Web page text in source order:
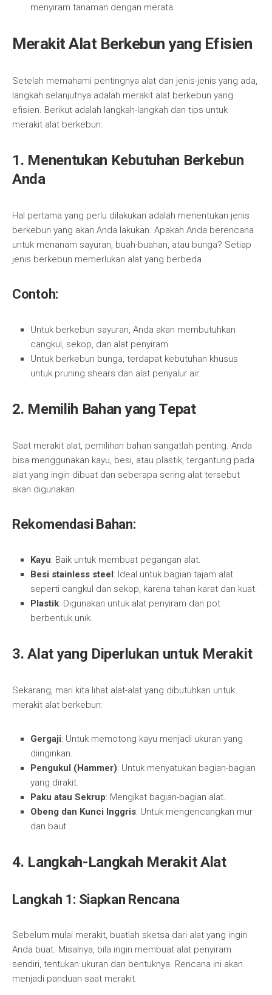
menyiram tanaman dengan merata.
Merakit Alat Berkebun yang Efisien
Setelah memahami pentingnya alat dan jenis-jenis yang ada,
langkah selanjutnya adalah merakit alat berkebun yang
efisien. Berikut adalah langkah-langkah dan tips untuk
merakit alat berkebun:
1. Menentukan Kebutuhan Berkebun
Anda
Hal pertama yang perlu dilakukan adalah menentukan jenis
berkebun yang akan Anda lakukan. Apakah Anda berencana
untuk menanam sayuran, buah-buahan, atau bunga? Setiap
jenis berkebun memerlukan alat yang berbeda.
Contoh:
Untuk berkebun sayuran, Anda akan membutuhkan
cangkul, sekop, dan alat penyiram.
Untuk berkebun bunga, terdapat kebutuhan khusus
untuk pruning shears dan alat penyalur air.
2. Memilih Bahan yang Tepat
Saat merakit alat, pemilihan bahan sangatlah penting. Anda
bisa menggunakan kayu, besi, atau plastik, tergantung pada
alat yang ingin dibuat dan seberapa sering alat tersebut
akan digunakan.
Rekomendasi Bahan:
Kayu: Baik untuk membuat pegangan alat.
Besi stainless steel: Ideal untuk bagian tajam alat
seperti cangkul dan sekop, karena tahan karat dan kuat.
Plastik: Digunakan untuk alat penyiram dan pot
berbentuk unik.
3. Alat yang Diperlukan untuk Merakit
Sekarang, mari kita lihat alat-alat yang dibutuhkan untuk
merakit alat berkebun:
Gergaji: Untuk memotong kayu menjadi ukuran yang
diinginkan.
Pengukul (Hammer): Untuk menyatukan bagian-bagian
yang dirakit.
Paku atau Sekrup: Mengikat bagian-bagian alat.
Obeng dan Kunci Inggris: Untuk mengencangkan mur
dan baut.
4. Langkah-Langkah Merakit Alat
Langkah 1: Siapkan Rencana
Sebelum mulai merakit, buatlah sketsa dari alat yang ingin
Anda buat. Misalnya, bila ingin membuat alat penyiram
sendiri, tentukan ukuran dan bentuknya. Rencana ini akan
menjadi panduan saat merakit.